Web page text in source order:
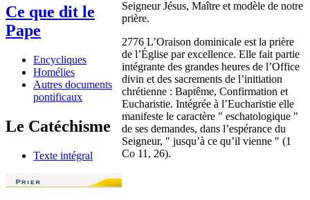
Ce que dit le
Pape
Encycliques
Homélies
Autres documents
pontificaux
Le Catéchisme
Texte intégral
Seigneur Jésus, Maître et modèle de notre
prière.
2776 L’Oraison dominicale est la prière
de l’Église par excellence. Elle fait partie
intégrante des grandes heures de l’Office
divin et des sacrements de l’initiation
chrétienne : Baptême, Confirmation et
Eucharistie. Intégrée à l’Eucharistie elle
manifeste le caractère " eschatologique "
de ses demandes, dans l’espérance du
Seigneur, " jusqu’à ce qu’il vienne " (1
Co 11, 26).